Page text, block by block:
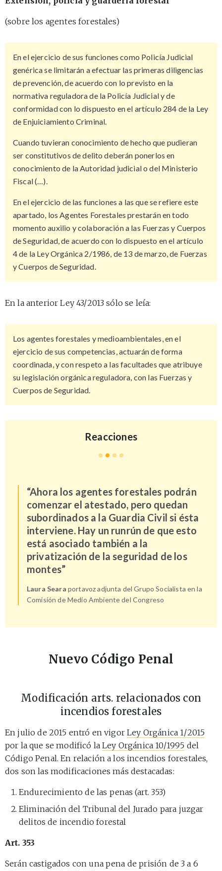
(sobre los agentes forestales)
En el ejercicio de sus funciones como Policía Judicial
genérica se limitarán a efectuar las primeras diligencias
de prevención, de acuerdo con lo previsto en la
normativa reguladora de la Policía Judicial y de
conformidad con lo dispuesto en el artículo 284 de la Ley
de Enjuiciamiento Criminal.
Cuando tuvieran conocimiento de hecho que pudieran
ser constitutivos de delito deberán ponerlos en
conocimiento de la Autoridad judicial o del Ministerio
Fiscal (…).
En el ejercicio de las funciones a las que se refiere este
apartado, los Agentes Forestales prestarán en todo
momento auxilio y colaboración a las Fuerzas y Cuerpos
de Seguridad, de acuerdo con lo dispuesto en el artículo
4 de la Ley Orgánica 2/1986, de 13 de marzo, de Fuerzas
y Cuerpos de Seguridad.
En la anterior Ley 43/2013 sólo se leía:
Los agentes forestales y medioambientales, en el
ejercicio de sus competencias, actuarán de forma
coordinada, y con respeto a las facultades que atribuye
su legislación orgánica reguladora, con las Fuerzas y
Cuerpos de Seguridad.
Reacciones
“Ahora los agentes forestales podrán
comenzar el atestado, pero quedan
subordinados a la Guardia Civil si ésta
interviene. Hay un runrún de que esto
está asociado también a la
privatización de la seguridad de los
montes”
Laura Seara portavoz adjunta del Grupo Socialista en la
Comisión de Medio Ambiente del Congreso
Nuevo Código Penal
Modificación arts. relacionados con
incendios forestales
En julio de 2015 entró en vigorLey Orgánica 1/2015
por la que se modificó laLey Orgánica 10/1995 del
Código Penal. En relación a los incendios forestales,
dos son las modificaciones más destacadas:
Endurecimiento de las penas (art. 353)
Eliminación del Tribunal del Jurado para juzgar
delitos de incendio forestal
Art. 353
Serán castigados con una pena de prisión de 3 a 6